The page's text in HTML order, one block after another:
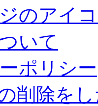
のアイ
いて
ポリシー
削除を